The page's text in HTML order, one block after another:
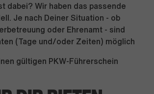
dabei? Wir haben das passende
Je nach Deiner Situation - ob
oder Ehrenamt - sind
(Tage und/oder Zeiten) möglich
gültigen PKW-Führerschein